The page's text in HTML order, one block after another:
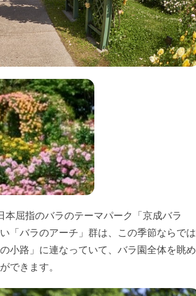
屈指のバラのテーマパーク「京成バラ
「バラのアーチ」群は、この季節ならでは
路」に連なっていて、バラ園全体を眺め
できます。